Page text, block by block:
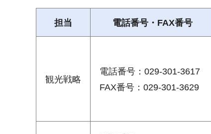
担当 電話番号・FAX番号
観光戦略
電話番号：029-301-3617
FAX番号：029-301-3629